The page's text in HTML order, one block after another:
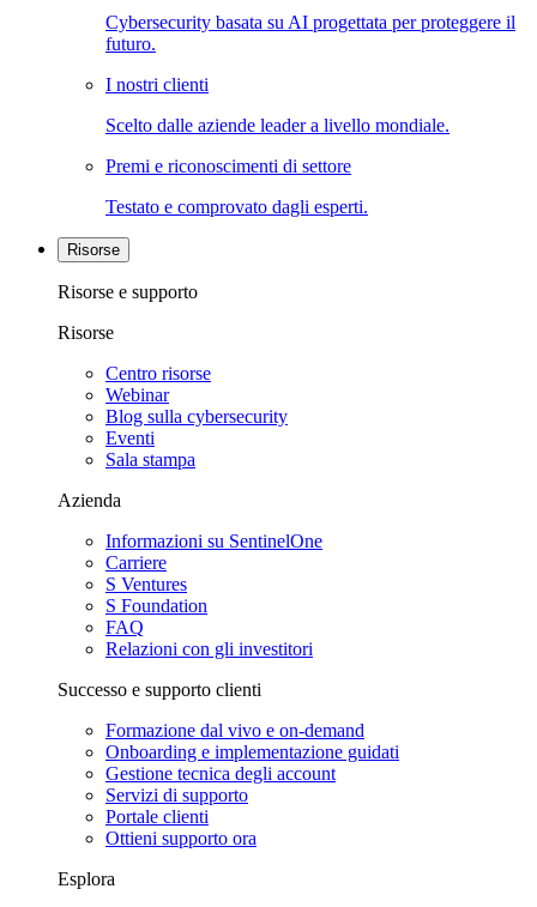
Cybersecurity basata su AI progettata per proteggere il
futuro.
I nostri clienti
Scelto dalle aziende leader a livello mondiale.
Premi e riconoscimenti di settore
Testato e comprovato dagli esperti.
Risorse
Risorse e supporto
Risorse
Centro risorse
Webinar
Blog sulla cybersecurity
Eventi
Sala stampa
Azienda
Informazioni su SentinelOne
Carriere
S Ventures
S Foundation
FAQ
Relazioni con gli investitori
Successo e supporto clienti
Formazione dal vivo e on-demand
Onboarding e implementazione guidati
Gestione tecnica degli account
Servizi di supporto
Portale clienti
Ottieni supporto ora
Esplora